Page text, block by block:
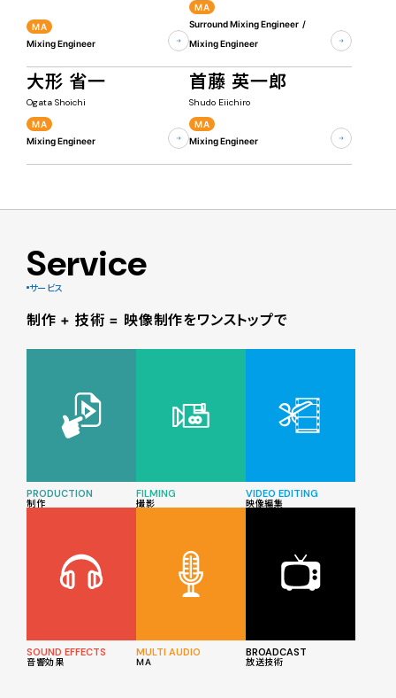
MA
Mixing Engineer
MA
Surround Mixing Engineer
Mixing Engineer
大形 省一
Ogata Shoichi
MA
Mixing Engineer
首藤 英一郎
Shudo Eiichiro
MA
Mixing Engineer
Service
サービス
制作 + 技術 = 映像制作をワンストップで
PRODUCTION
制作
FILMING
撮影
VIDEO EDITING
映像編集
SOUND EFFECTS
音響効果
MULTI AUDIO
MA
BROADCAST
放送技術